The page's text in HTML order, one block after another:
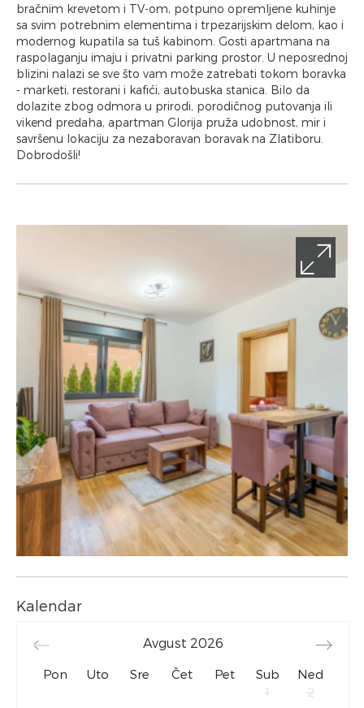
bračnim krevetom i TV-om, potpuno opremljene kuhinje
sa svim potrebnim elementima i trpezarijskim delom, kao i
modernog kupatila sa tuš kabinom. Gosti apartmana na
raspolaganju imaju i privatni parking prostor. U neposrednoj
blizini nalazi se sve što vam može zatrebati tokom boravka
- marketi, restorani i kafići, autobuska stanica. Bilo da
dolazite zbog odmora u prirodi, porodičnog putovanja ili
vikend predaha, apartman Glorija pruža udobnost, mir i
savršenu lokaciju za nezaboravan boravak na Zlatiboru.
Dobrodošli!
Kalendar
Avgust 2026
Pon Uto Sre Čet Pet Sub
Ned
1
2